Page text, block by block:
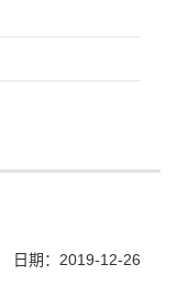
日期：2019-12-26